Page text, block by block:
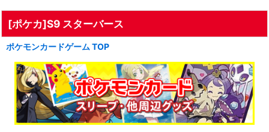
[ポケカ]S9 スターバース
ポケモンカードゲーム TOP